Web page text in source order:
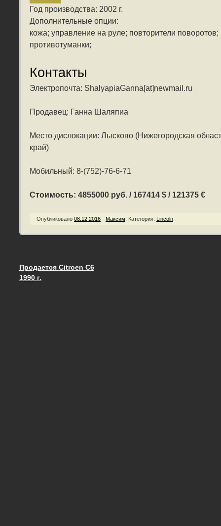
Год производства: 2002 г.
Дополнительные опции:
кожа; управление на руле; повторители поворотов;
противотуманки;
Контакты
Электропочта: ShalyapiaGanna[at]newmail.ru
Продавец: Ганна Шаляпиа
Место дислокации: Лысково (Нижегородская
край)
Мобильный: 8-(752)-76-6-71
Стоимость: 4855000 руб. / 167414 $ / 121375 €
Опубликовано 08.12.2016 - Максим Категория: Lincoln
Запись навигация
Продается Citroen C6
1990 г.